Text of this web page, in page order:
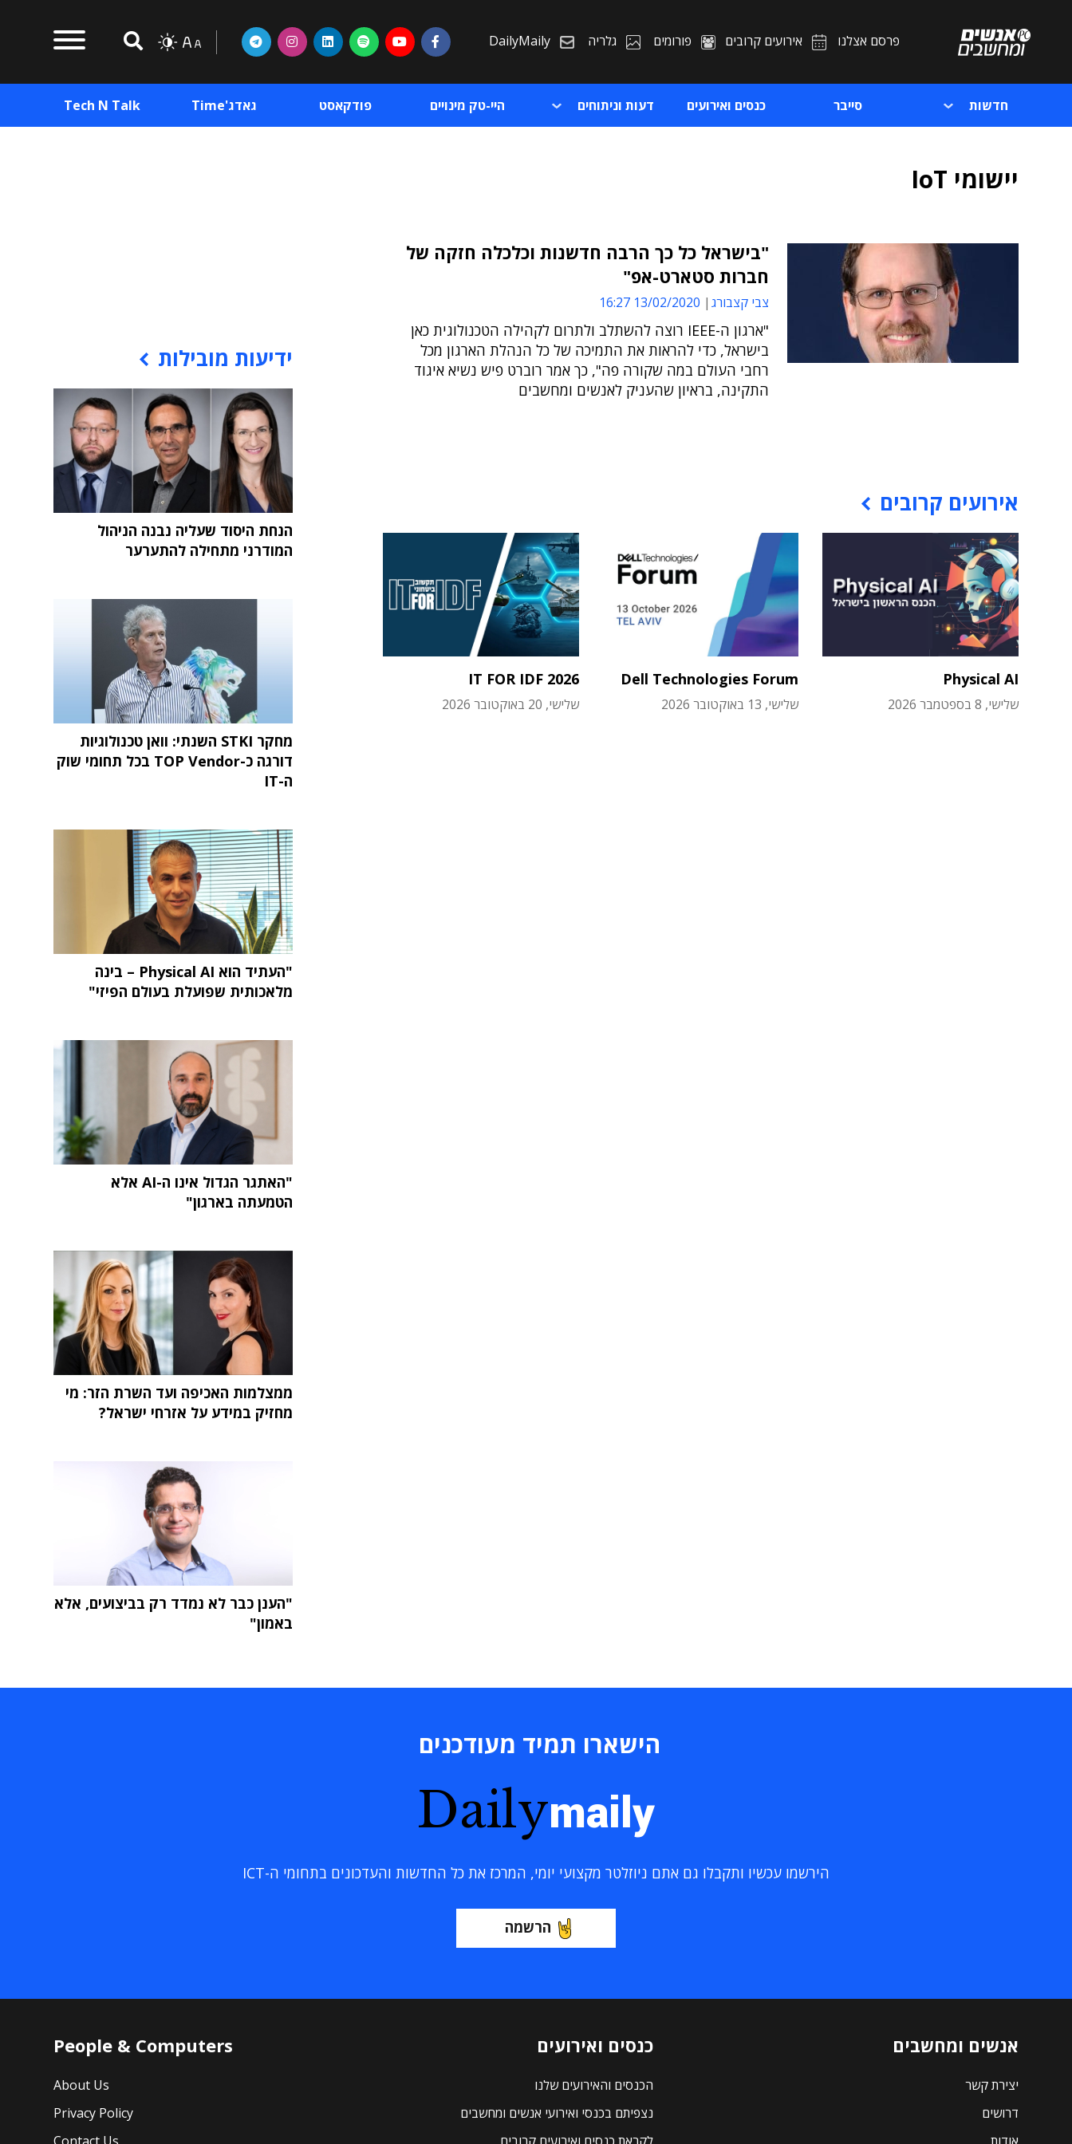
פרסם אצלנו אירועים קרובים פורומים גלריה DailyMaily
חדשות סייבר כנסים ואירועים דעות וניתוחים היי-טק מינויים פודקאסט גאדג'Time Tech N Talk
יישומי IoT
"בישראל כל כך הרבה חדשנות וכלכלה חזקה של
חברות סטארט-אפ"
צבי קצבורג 13/02/2020 16:27
"ארגון ה-IEEE רוצה להשתלב ולתרום לקהילה הטכנולוגית כאן
בישראל, כדי להראות את התמיכה של כל הנהלת הארגון מכל
רחבי העולם במה שקורה פה", כך אמר רוברט פיש נשיא איגוד
התקינה, בראיון שהעניק לאנשים ומחשבים
אירועים קרובים
Physical AI
שלישי, 8 בספטמבר 2026
Dell Technologies Forum
שלישי, 13 באוקטובר 2026
IT FOR IDF 2026
שלישי, 20 באוקטובר 2026
ידיעות מובילות
הנחת היסוד שעליה נבנה הניהול
המודרני מתחילה להתערער
מחקר STKI השנתי: וואן טכנולוגיות
דורגה כ-TOP Vendor בכל תחומי שוק
ה-IT
"העתיד הוא Physical AI – בינה
מלאכותית שפועלת בעולם הפיזי"
"האתגר הגדול אינו ה-AI אלא
הטמעתה בארגון"
ממצלמות האכיפה ועד השרת הזר: מי
מחזיק במידע על אזרחי ישראל?
"הענן כבר לא נמדד רק בביצועים, אלא
באמון"
הישארו תמיד מעודכנים
Dailymaily
הירשמו עכשיו ותקבלו גם אתם ניוזלטר מקצועי יומי, המרכז את כל החדשות והעדכונים בתחומי ה-ICT
הרשמה
אנשים ומחשבים
יצירת קשר
דרושים
כנסים ואירועים
הכנסים והאירועים שלנו
נצפיתם בכנסי ואירועי אנשים ומחשבים
People & Computers
About Us
Privacy Policy